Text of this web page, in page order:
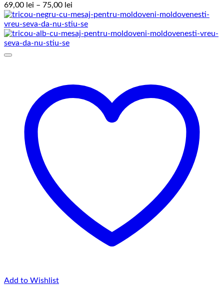
69,00 lei – 75,00 lei
de
prețuri:
69,00 lei
Add to Wishlist